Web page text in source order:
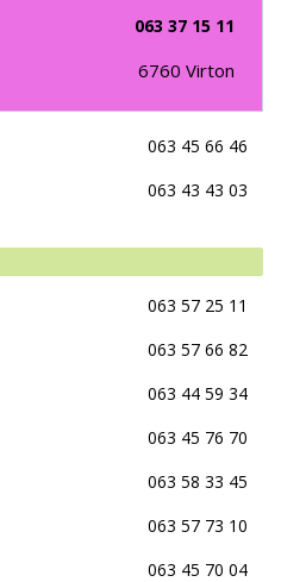
063 37 15 11
6760 Virton
063 45 66 46
063 43 43 03
063 57 25 11
063 57 66 82
063 44 59 34
063 45 76 70
063 58 33 45
063 57 73 10
063 45 70 04